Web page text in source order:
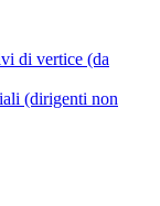
di vertice (da
(dirigenti non